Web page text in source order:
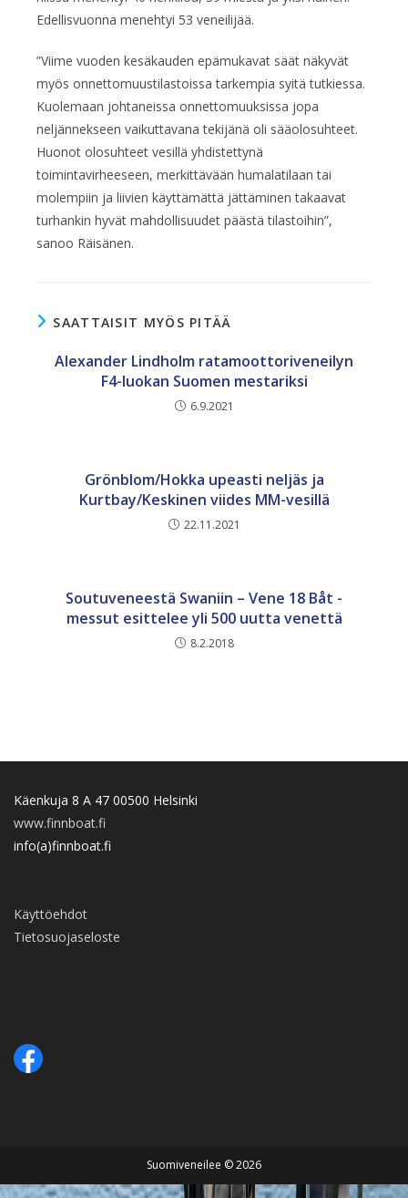
Edellisvuonna menehtyi 53 veneilijää.
”Viime vuoden kesäkauden epämukavat säät näkyvät
myös onnettomuustilastoissa tarkempia syitä tutkiessa.
Kuolemaan johtaneissa onnettomuuksissa jopa
neljännekseen vaikuttavana tekijänä oli sääolosuhteet.
Huonot olosuhteet vesillä yhdistettynä
toimintavirheeseen, merkittävään humalatilaan tai
molempiin ja liivien käyttämättä jättäminen takaavat
turhankin hyvät mahdollisuudet päästä tilastoihin”,
sanoo Räisänen.
SAATTAISIT MYÖS PITÄÄ
Alexander Lindholm ratamoottoriveneilyn
F4-luokan Suomen mestariksi
6.9.2021
Grönblom/Hokka upeasti neljäs ja
Kurtbay/Keskinen viides MM-vesillä
22.11.2021
Soutuveneestä Swaniin – Vene 18 Båt -
messut esittelee yli 500 uutta venettä
8.2.2018
Käenkuja 8 A 47 00500 Helsinki
www.finnboat.fi
info(a)finnboat.fi
Käyttöehdot
Tietosuojaseloste
Suomiveneilee © 2026